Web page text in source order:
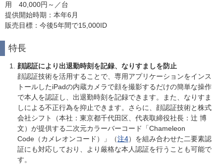
用 40,000円～／台
提供開始時期：本年6月
販売目標：今後5年間で15,000ID
特長
顔認証により出退勤時刻を記録、なりすましを防止
顔認証技術を活用することで、専用アプリケーションをインス
トールしたiPadの内蔵カメラで顔を撮影するだけの簡単な操作
で本人を認証し、出退勤時刻を記録できます。また、なりすま
しによる不正行為を抑止できます。さらに、顔認証技術と株式
会社シフト（本社：東京都千代田区、代表取締役社長：辻 博
文）が提供する二次元カラーバーコード「Chameleon
Code（カメレオンコード）」（注4）を組み合わせた二要素認
証にも対応しており、より厳格な本人認証を行うことも可能で
す。